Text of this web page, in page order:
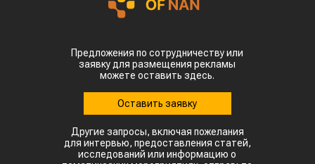
Предложения по сотрудничеству или
заявку для размещения рекламы
можете оставить здесь.
Оставить заявку
Другие запросы, включая пожелания
для интервью, предоставления статей,
исследований или информацию о